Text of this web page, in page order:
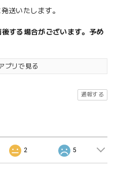
送いたします。
する場合がございます。予め
プリで見る
通報する
2 5